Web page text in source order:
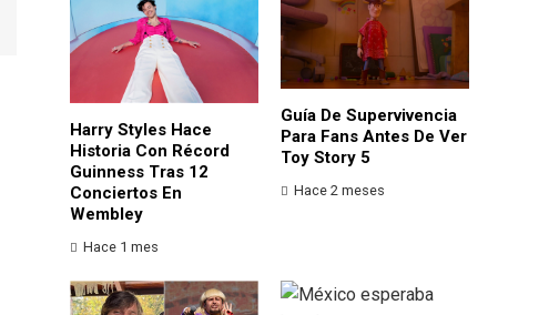
Harry Styles Hace
Historia Con Récord
Guinness Tras 12
Conciertos En
Wembley
Hace 1 mes
Guía De Supervivencia
Para Fans Antes De Ver
Toy Story 5
Hace 2 meses